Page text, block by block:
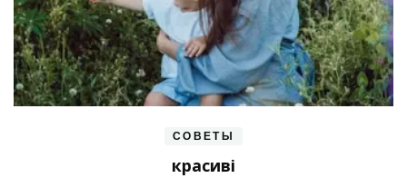
СОВЕТЫ
красиві